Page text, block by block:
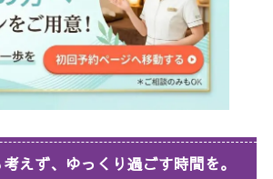
考えず、ゆっくり過ごす時間を。